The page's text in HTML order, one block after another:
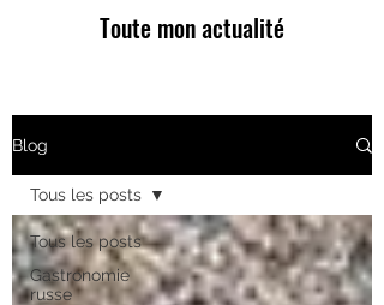
Toute mon actualité
Blog
Tous les posts
Gastronomie
russe
Tous les posts